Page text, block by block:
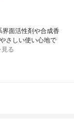
面活性剤や合成香
さしい使い心地で
る